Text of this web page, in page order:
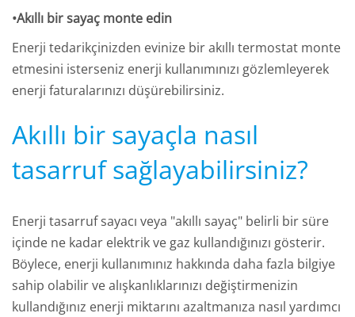
•Akıllı bir sayaç monte edin
Enerji tedarikçinizden evinize bir akıllı termostat monte
etmesini isterseniz enerji kullanımınızı gözlemleyerek
enerji faturalarınızı düşürebilirsiniz.
Akıllı bir sayaçla nasıl
tasarruf sağlayabilirsiniz?
Enerji tasarruf sayacı veya "akıllı sayaç" belirli bir süre
içinde ne kadar elektrik ve gaz kullandığınızı gösterir.
Böylece, enerji kullanımınız hakkında daha fazla bilgiye
sahip olabilir ve alışkanlıklarınızı değiştirmenizin
kullandığınız enerji miktarını azaltmanıza nasıl yardımcı